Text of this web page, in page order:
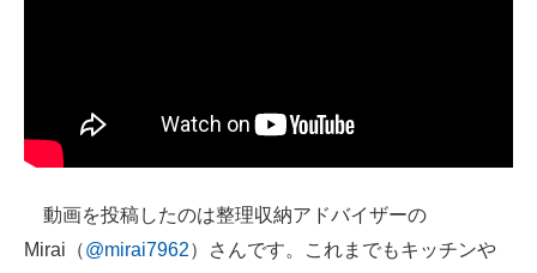
マーケ×ITの今がよく分かる
企業向けIT製品の総合サイト
動画を投稿したのは整理収納アドバイザーの
Mirai（@mirai7962）さんです。これまでもキッチンや